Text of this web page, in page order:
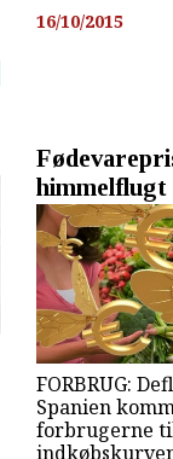
16/10/2015
himmelflugt
FORBRUG:
Spanien
forbrugerne